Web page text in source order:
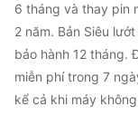
6 tháng và thay pin
2 năm. Bản Siêu
bảo hành 12 tháng.
miễn phí trong 7
kể cả khi máy